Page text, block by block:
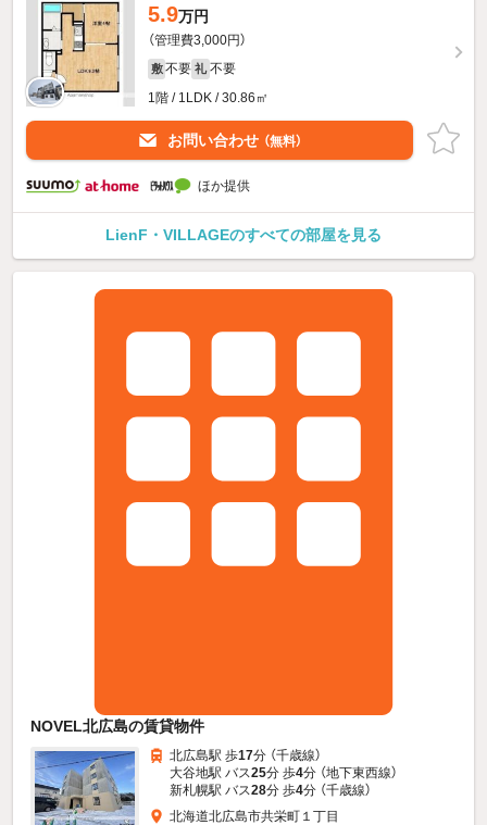
5.9万円
（管理費3,000円）
敷 不要 礼 不要
1階 / 1LDK / 30.86㎡
お問い合わせ （無料）
ほか提供
LienF・VILLAGEのすべての部屋を見る
NOVEL北広島の賃貸物件
北広島駅 歩17分 （千歳線）
大谷地駅 バス25分 歩4分 （地下東西線）
新札幌駅 バス28分 歩4分 （千歳線）
北海道北広島市共栄町１丁目